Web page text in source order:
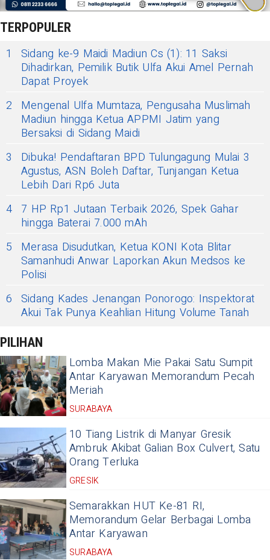
TERPOPULER
1
Sidang ke-9 Maidi Madiun Cs (1): 11 Saksi
Dihadirkan, Pemilik Butik Ulfa Akui Amel Pernah
Dapat Proyek
2
Mengenal Ulfa Mumtaza, Pengusaha Muslimah
Madiun hingga Ketua APPMI Jatim yang
Bersaksi di Sidang Maidi
3
Dibuka! Pendaftaran BPD Tulungagung Mulai 3
Agustus, ASN Boleh Daftar, Tunjangan Ketua
Lebih Dari Rp6 Juta
4 7 HP Rp1 Jutaan Terbaik 2026, Spek Gahar
hingga Baterai 7.000 mAh
5
Merasa Disudutkan, Ketua KONI Kota Blitar
Samanhudi Anwar Laporkan Akun Medsos ke
Polisi
6 Sidang Kades Jenangan Ponorogo: Inspektorat
Akui Tak Punya Keahlian Hitung Volume Tanah
PILIHAN
Lomba Makan Mie Pakai Satu Sumpit
Antar Karyawan Memorandum Pecah
Meriah
SURABAYA
10 Tiang Listrik di Manyar Gresik
Ambruk Akibat Galian Box Culvert, Satu
Orang Terluka
GRESIK
Semarakkan HUT Ke-81 RI,
Memorandum Gelar Berbagai Lomba
Antar Karyawan
SURABAYA